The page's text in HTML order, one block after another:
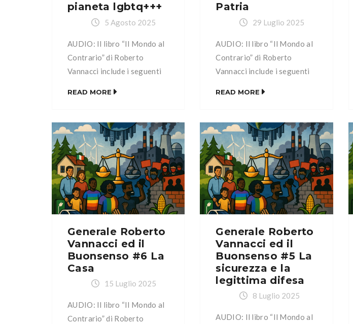
pianeta lgbtq+++
5 Agosto 2025
AUDIO: Il libro “Il Mondo al
Contrario” di Roberto
Vannacci include i seguenti
L’energia Capitolo IV: La
società multiculturale e
multietnica Capitolo V: La
sicurezza e la legittima
difesa Capitolo VI: La casa
Capitolo VII: La famiglia
Capitolo VIII: La Patria
READ MORE
Patria
29 Luglio 2025
AUDIO: Il libro “Il Mondo al
Contrario” di Roberto
Vannacci include i seguenti
L’energia Capitolo IV: La
società multiculturale e
multietnica Capitolo V: La
sicurezza e la legittima
difesa Capitolo VI: La casa
Capitolo VII: La famiglia
Capitolo VIII: La Patria
READ MORE
Generale Roberto
Vannacci ed il
Buonsenso #6 La
Casa
15 Luglio 2025
AUDIO: Il libro “Il Mondo al
Contrario” di Roberto
Generale Roberto
Vannacci ed il
Buonsenso #5 La
sicurezza e la
legittima difesa
8 Luglio 2025
AUDIO: Il libro “Il Mondo al